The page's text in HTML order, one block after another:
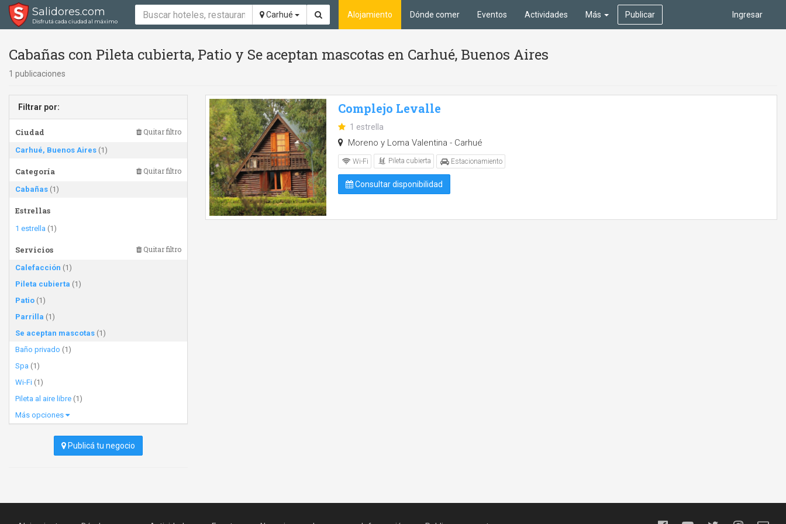
Salidores.com
Disfrutá cada ciudad al máximo
Carhué Ingresar
Alojamiento Dónde comer Eventos Actividades Más Publicar
Cabañas con Pileta cubierta, Patio y Se aceptan mascotas en Carhué, Buenos Aires
1 publicaciones
Filtrar por:
Ciudad Quitar filtro
Carhué, Buenos Aires (1)
Categoría Quitar filtro
Cabañas (1)
Estrellas
1 estrella (1)
Servicios Quitar filtro
Calefacción (1)
Pileta cubierta (1)
Patio (1)
Parrilla (1)
Se aceptan mascotas (1)
Baño privado (1)
Spa (1)
Wi-Fi (1)
Pileta al aire libre (1)
Más opciones
Publicá tu negocio
Complejo Levalle
1 estrella
Moreno y Loma Valentina - Carhué
Wi-Fi Pileta cubierta Estacionamiento
Consultar disponibilidad